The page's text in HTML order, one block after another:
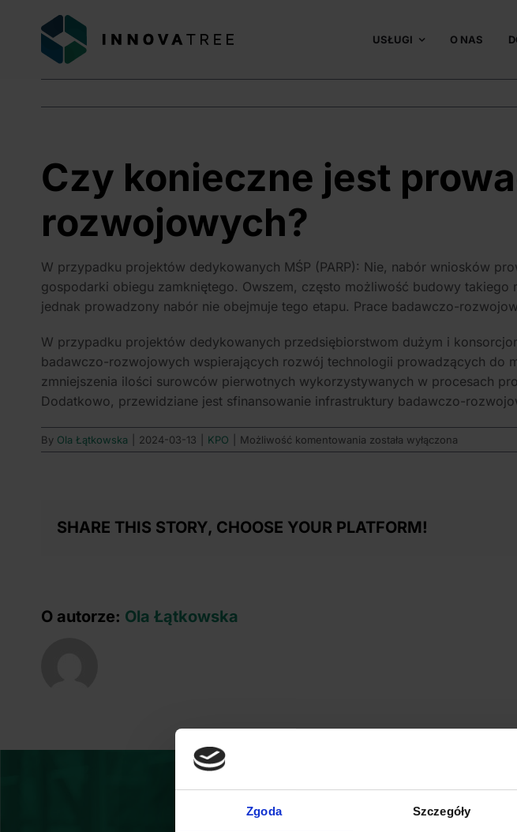
Zgoda Szczegóły
zawartości
USŁUGI O NAS
Czy konieczne jest
rozwojowych?
W przypadku projektów dedykowanych MŚP (PARP): Nie, nabór wniosków
gospodarki obiegu zamkniętego. Owszem, często możliwość budowy
jednak prowadzony nabór nie obejmuje tego etapu. Prace badawczo-
W przypadku projektów dedykowanych przedsiębiorstwom dużym i
badawczo-rozwojowych wspierających rozwój technologii prowadzących do
zmniejszenia ilości surowców pierwotnych wykorzystywanych w procesach
Dodatkowo, przewidziane jest sfinansowanie infrastruktury badawczo-
By Ola Łątkowska 2024-03-13 KPO Możliwość komentowania Czy
konieczne
rozwojowych?
została wyłączona
SHARE THIS STORY, CHOOSE YOUR PLATFORM!
O autorze: Ola Łątkowska